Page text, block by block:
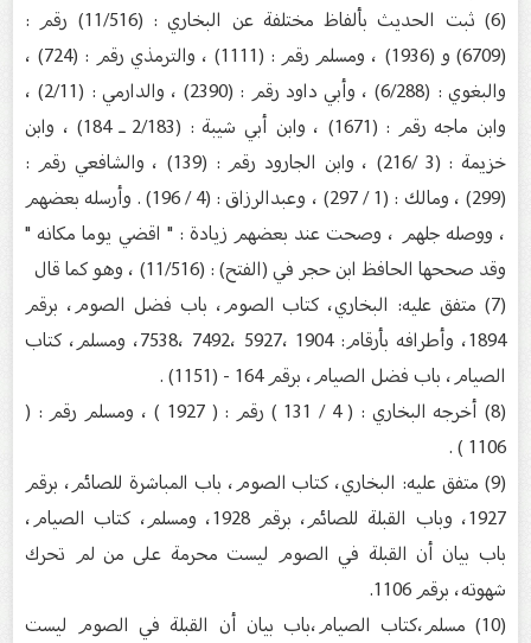
(6) ثبت الحديث بألفاظ مختلفة عن البخاري : (11/516) رقم :
(6709) و (1936) ، ومسلم رقم : (1111) ، والترمذي رقم : (724) ،
والبغوي : (6/288) ، وأبي داود رقم : (2390) ، والدارمي : (2/11) ،
وابن ماجه رقم : (1671) ، وابن أبي شيبة : (2/183 ـ 184) ، وابن
خزيمة : (3 /216) ، وابن الجارود رقم : (139) ، والشافعي رقم :
(299) ، ومالك : (1 / 297) ، وعبدالرزاق : (4 / 196) . وأرسله بعضهم
، ووصله جلهم ، وصحت عند بعضهم زيادة : " اقضي يوما مكانه "
وقد صححها الحافظ ابن حجر في (الفتح) : (11/516) ، وهو كما قال
(7) متفق عليه: البخاري، كتاب الصوم، باب فضل الصوم، برقم
1894، وأطرافه بأرقام: 1904 ،5927 ،7492 ،7538، ومسلم، كتاب
الصيام، باب فضل الصيام، برقم 164 - (1151) .
(8) أخرجه البخاري : ( 4 / 131 ) رقم : ( 1927 ) ، ومسلم رقم : (
1106 ) .
(9) متفق عليه: البخاري، كتاب الصوم، باب المباشرة للصائم، برقم
1927، وباب القبلة للصائم، برقم 1928، ومسلم، كتاب الصيام،
باب بيان أن القبلة في الصوم ليست محرمة على من لم تحرك
شهوته، برقم 1106.
(10) مسلم،كتاب الصيام،باب بيان أن القبلة في الصوم ليست